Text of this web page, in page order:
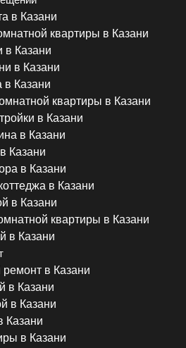
в Казани
квартиры в Казани
в Казани
в Казани
в Казани
квартиры в Казани
в Казани
в Казани
Казани
в Казани
в Казани
в Казани
квартиры в Казани
в Казани
в Казани
в Казани
в Казани
Казани
в Казани